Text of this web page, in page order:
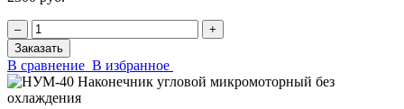
‒
+
Заказать
В сравнение В избранное